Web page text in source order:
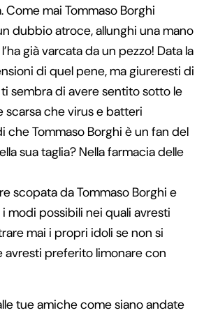
mai Tommaso Borghi
dubbio atroce, allunghi una mano
già varcata da un pezzo! Data la
di quel pene, ma giureresti di
sembra di avere sentito sotto le
scarsa che virus e batteri
Tommaso Borghi è un fan del
sua taglia? Nella farmacia delle
scopata da Tommaso Borghi e
modi possibili nei quali avresti
mai i propri idoli se non si
avresti preferito limonare con
tue amiche come siano andate